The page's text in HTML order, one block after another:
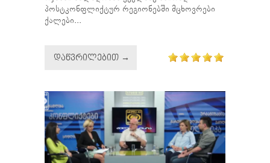
პოსტკონფლიქტურ რეგიონებში მცხოვრები
ქალები...
ᲓᲐᲬᲕᲠᲘᲚᲔᲑᲘᲗ →